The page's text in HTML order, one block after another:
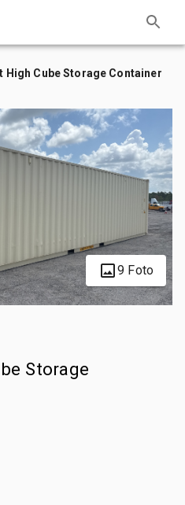
High Cube Storage Container
9 Foto
Storage